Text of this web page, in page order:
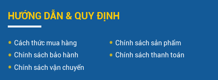
HƯỚNG DẪN & QUY ĐỊNH
Cách thức mua hàng
Chính sách sản phẩm
Chính sách bảo hành
Chính sách thanh toán
Chính sách vận chuyển